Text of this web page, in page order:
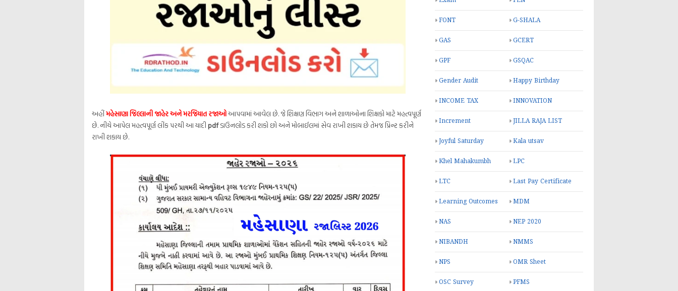
અહીંમહેસાણા જિલ્લાની જાહેર અને મરજિયાત રજાઓઆપવામાં આવેલ છે. જે શિક્ષણ વિભાગ અને શાળાઓના શિક્ષકો માટે મહત્વપૂર્ણ
છે. નીચે આપેલ મહત્વપૂર્ણ લીંક પરથી આ યાદીpdfડાઉનલોડ કરી શકો છો અને મોબાઈલમાં સેવ રાખી શકાય છે તેમજ પ્રિન્ટ કરીને
રાખી શકાય છે.
FONT G-SHALA
GAS GCERT
GPF GSQAC
Gender Audit Happy Birthday
INCOME TAX INNOVATION
Increment JILLA RAJA LIST
Joyful Saturday Kala utsav
Khel Mahakumbh LPC
LTC Last Pay Certificate
Learning Outcomes MDM
NAS NEP 2020
NIBANDH NMMS
NPS OMR Sheet
OSC Survey PFMS